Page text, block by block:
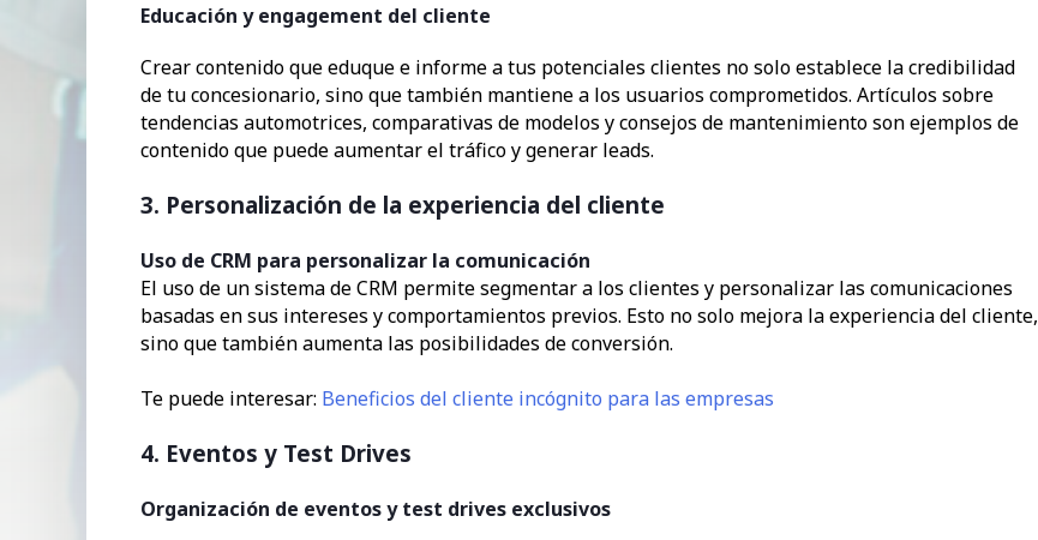
Educación y engagement del cliente
Crear contenido que eduque e informe a tus potenciales clientes no solo establece la credibilidad
de tu concesionario, sino que también mantiene a los usuarios comprometidos. Artículos sobre
tendencias automotrices, comparativas de modelos y consejos de mantenimiento son ejemplos de
contenido que puede aumentar el tráfico y generar leads.
3. Personalización de la experiencia del cliente
Uso de CRM para personalizar la comunicación
El uso de un sistema de CRM permite segmentar a los clientes y personalizar las comunicaciones
basadas en sus intereses y comportamientos previos. Esto no solo mejora la experiencia del cliente,
sino que también aumenta las posibilidades de conversión.
Te puede interesar: Beneficios del cliente incógnito para las empresas
4. Eventos y Test Drives
Organización de eventos y test drives exclusivos